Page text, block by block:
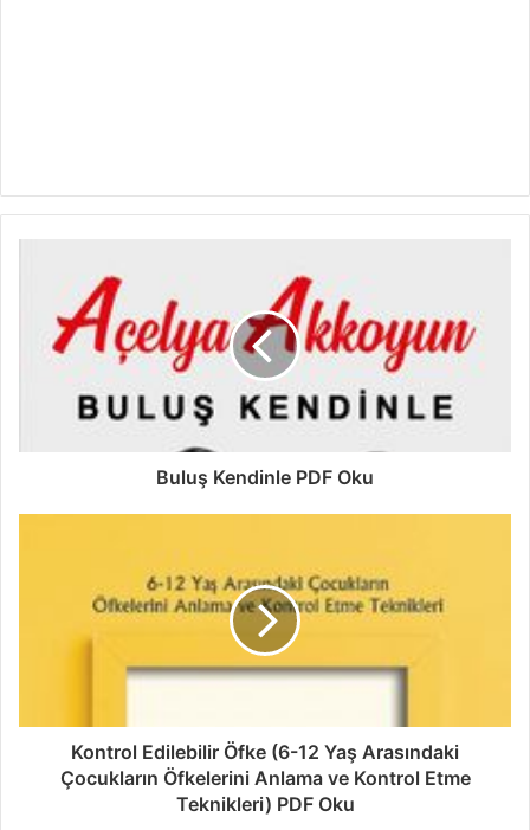
Buluş Kendinle PDF Oku
Kontrol Edilebilir Öfke (6-12 Yaş Arasındaki
Çocukların Öfkelerini Anlama ve Kontrol Etme
Teknikleri) PDF Oku